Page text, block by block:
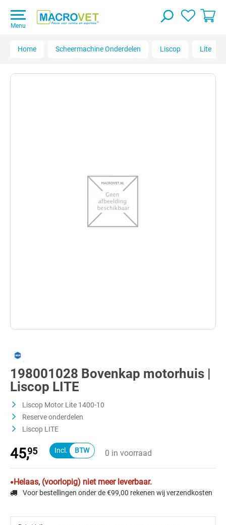
Menu
Home Scheermachine Onderdelen Liscop Lite
198001028 Bovenkap motorhuis |
Liscop LITE
Liscop Motor Lite 1400-10
Reserve onderdelen
Liscop LITE
45,95 0 in voorraad
Helaas, (voorlopig) niet meer leverbaar.
Voor bestellingen onder de €99,00 rekenen wij verzendkosten